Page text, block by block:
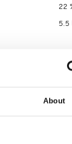
About
22
5.5